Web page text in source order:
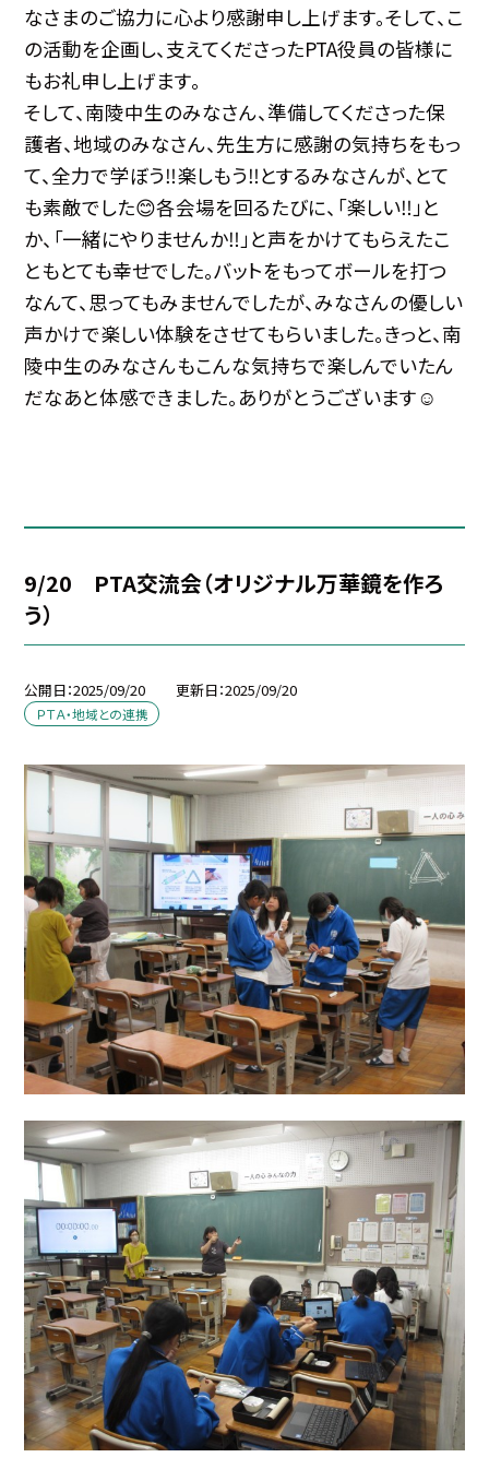
なさまのご協力に心より感謝申し上げます。そして、こ
の活動を企画し、支えてくださったPTA役員の皆様に
もお礼申し上げます。
そして、南陵中生のみなさん、準備してくださった保
護者、地域のみなさん、先生方に感謝の気持ちをもっ
て、全力で学ぼう‼️楽しもう‼️とするみなさんが、とて
も素敵でした😊各会場を回るたびに、「楽しい‼️」と
か、「一緒にやりませんか‼️」と声をかけてもらえたこ
ともとても幸せでした。バットをもってボールを打つ
なんて、思ってもみませんでしたが、みなさんの優しい
声かけで楽しい体験をさせてもらいました。きっと、南
陵中生のみなさんもこんな気持ちで楽しんでいたん
だなあと体感できました。ありがとうございます☺️
9/20 PTA交流会（オリジナル万華鏡を作ろ
う）
公開日 2025/09/20 更新日 2025/09/20
ＰＴＡ・地域との連携